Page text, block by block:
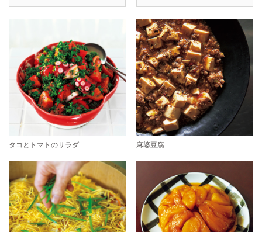
タコとトマトのサラダ 麻婆豆腐